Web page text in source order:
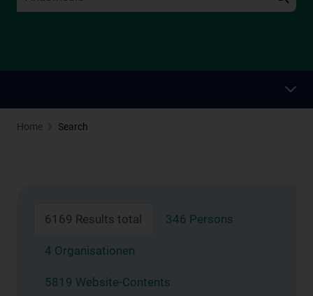
Home Search
6169 Results total 346 Persons
4 Organisationen
5819 Website-Contents